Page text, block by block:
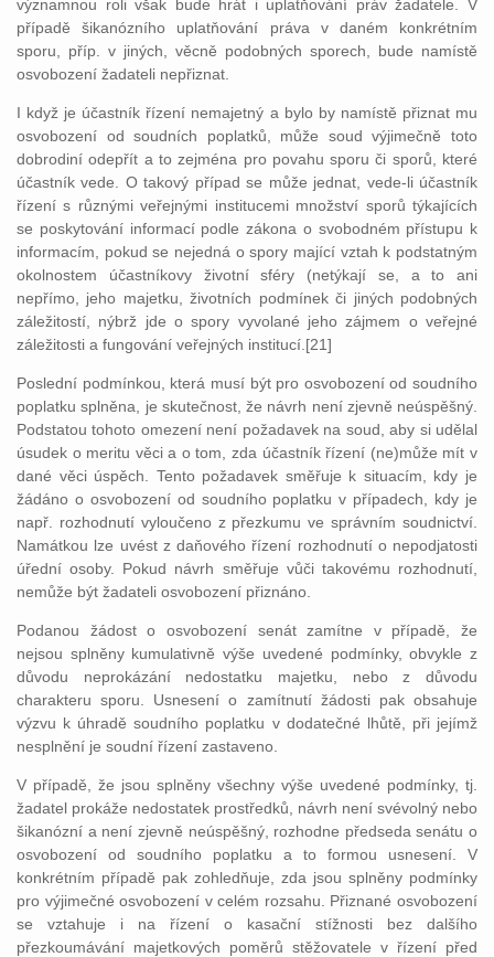
významnou roli však bude hrát i uplatňování práv žadatele. V
případě šikanózního uplatňování práva v daném konkrétním
sporu, příp. v jiných, věcně podobných sporech, bude namístě
osvobození žadateli nepřiznat.
I když je účastník řízení nemajetný a bylo by namístě přiznat mu
osvobození od soudních poplatků, může soud výjimečně toto
dobrodiní odepřít a to zejména pro povahu sporu či sporů, které
účastník vede. O takový případ se může jednat, vede-li účastník
řízení s různými veřejnými institucemi množství sporů týkajících
se poskytování informací podle zákona o svobodném přístupu k
informacím, pokud se nejedná o spory mající vztah k podstatným
okolnostem účastníkovy životní sféry (netýkají se, a to ani
nepřímo, jeho majetku, životních podmínek či jiných podobných
záležitostí, nýbrž jde o spory vyvolané jeho zájmem o veřejné
záležitosti a fungování veřejných institucí.[21]
Poslední podmínkou, která musí být pro osvobození od soudního
poplatku splněna, je skutečnost, že návrh není zjevně neúspěšný.
Podstatou tohoto omezení není požadavek na soud, aby si udělal
úsudek o meritu věci a o tom, zda účastník řízení (ne)může mít v
dané věci úspěch. Tento požadavek směřuje k situacím, kdy je
žádáno o osvobození od soudního poplatku v případech, kdy je
např. rozhodnutí vyloučeno z přezkumu ve správním soudnictví.
Namátkou lze uvést z daňového řízení rozhodnutí o nepodjatosti
úřední osoby. Pokud návrh směřuje vůči takovému rozhodnutí,
nemůže být žadateli osvobození přiznáno.
Podanou žádost o osvobození senát zamítne v případě, že
nejsou splněny kumulativně výše uvedené podmínky, obvykle z
důvodu neprokázání nedostatku majetku, nebo z důvodu
charakteru sporu. Usnesení o zamítnutí žádosti pak obsahuje
výzvu k úhradě soudního poplatku v dodatečné lhůtě, při jejímž
nesplnění je soudní řízení zastaveno.
V případě, že jsou splněny všechny výše uvedené podmínky, tj.
žadatel prokáže nedostatek prostředků, návrh není svévolný nebo
šikanózní a není zjevně neúspěšný, rozhodne předseda senátu o
osvobození od soudního poplatku a to formou usnesení. V
konkrétním případě pak zohledňuje, zda jsou splněny podmínky
pro výjimečné osvobození v celém rozsahu. Přiznané osvobození
se vztahuje i na řízení o kasační stížnosti bez dalšího
přezkoumávání majetkových poměrů stěžovatele v řízení před